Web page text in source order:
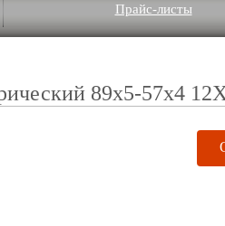
Прайс-листы
89x5-57x4